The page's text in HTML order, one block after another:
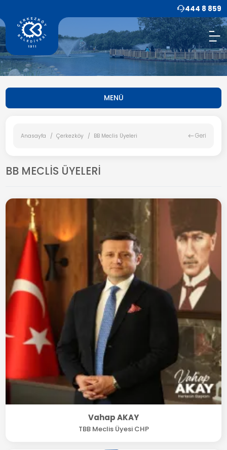
444 8 859
MENÜ
Anasayfa Çerkezköy BB Meclis Üyeleri Geri
BB MECLİS ÜYELERİ
Vahap AKAY
TBB Meclis Üyesi CHP